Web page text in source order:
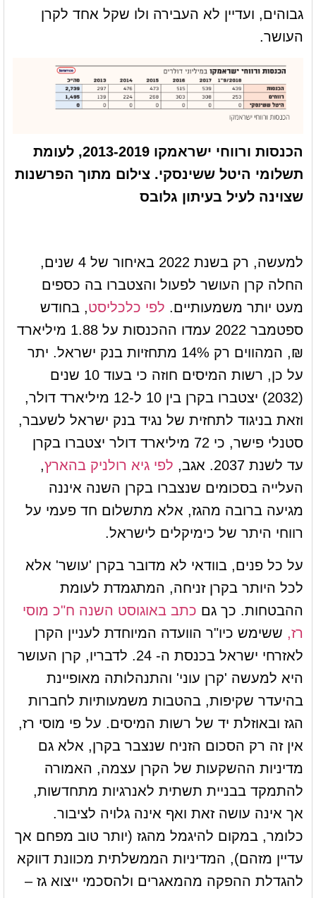
גבוהים, ועדיין לא העבירה ולו שקל אחד לקרן
העושר.
הכנסות ורווחי ישראמקו 2013-2019, לעומת
תשלומי היטל ששינסקי. צילום מתוך הפרשנות
שצוינה לעיל בעיתון גלובס
למעשה, רק בשנת 2022 באיחור של 4 שנים,
החלה קרן העושר לפעול והצטברו בה כספים
מעט יותר משמעותיים. לפי כלכליסט, בחודש
ספטמבר 2022 עמדו ההכנסות על 1.88 מיליארד
₪, המהווים רק 14% מתחזיות בנק ישראל. יתר
על כן, רשות המיסים חוזה כי בעוד 10 שנים
(2032) יצטברו בקרן בין 10 ל-12 מיליארד דולר,
וזאת בניגוד לתחזית של נגיד בנק ישראל לשעבר,
סטנלי פישר, כי 72 מיליארד דולר יצטברו בקרן
עד לשנת 2037. אגב,
לפי גיא רולניק בהארץ,
העלייה בסכומים שנצברו בקרן השנה איננה
מגיעה ברובה מהגז, אלא מתשלום חד פעמי על
רווחי היתר של כימיקלים לישראל.
על כל פנים, בוודאי לא מדובר בקרן 'עושר' אלא
לכל היותר בקרן זניחה, המתגמדת לעומת
ההבטחות. כך גם כתב באוגוסט השנה ח"כ מוסי
רז, ששימש כיו"ר הוועדה המיוחדת לעניין הקרן
לאזרחי ישראל בכנסת ה- 24. לדבריו, קרן העושר
היא למעשה 'קרן עוני' והתנהלותה מאופיינת
בהיעדר שקיפות, בהטבות משמעותיות לחברות
הגז ובאוזלת יד של רשות המיסים. על פי מוסי רז,
אין זה רק הסכום הזניח שנצבר בקרן, אלא גם
מדיניות ההשקעות של הקרן עצמה, האמורה
להתמקד בבניית תשתית לאנרגיות מתחדשות,
אך אינה עושה זאת ואף אינה גלויה לציבור.
כלומר, במקום להיגמל מהגז (יותר טוב מפחם אך
עדיין מזהם), המדיניות הממשלתית מכוונת דווקא
להגדלת ההפקה מהמאגרים ולהסכמי ייצוא גז –